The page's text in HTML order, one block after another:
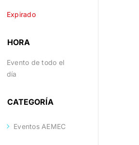
Expirado
HORA
Evento de todo el
día
CATEGORÍA
Eventos AEMEC